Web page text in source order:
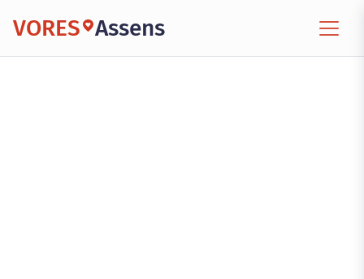
VORES Assens